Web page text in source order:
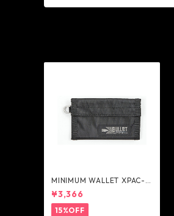
MINIMUM WALLET XPAC-B
K - Ballistics
¥3,366
15%OFF